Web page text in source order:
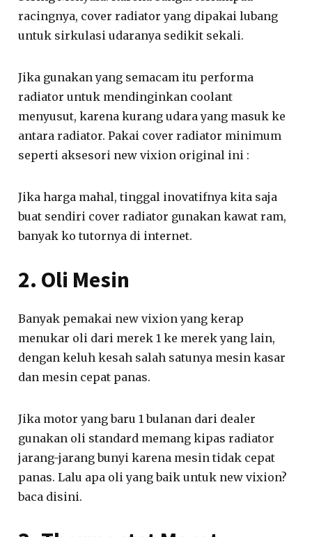
racingnya, cover radiator yang dipakai lubang
untuk sirkulasi udaranya sedikit sekali.
Jika gunakan yang semacam itu performa
radiator untuk mendinginkan coolant
menyusut, karena kurang udara yang masuk ke
antara radiator. Pakai cover radiator minimum
seperti aksesori new vixion original ini :
Jika harga mahal, tinggal inovatifnya kita saja
buat sendiri cover radiator gunakan kawat ram,
banyak ko tutornya di internet.
2. Oli Mesin
Banyak pemakai new vixion yang kerap
menukar oli dari merek 1 ke merek yang lain,
dengan keluh kesah salah satunya mesin kasar
dan mesin cepat panas.
Jika motor yang baru 1 bulanan dari dealer
gunakan oli standard memang kipas radiator
jarang-jarang bunyi karena mesin tidak cepat
panas. Lalu apa oli yang baik untuk new vixion?
baca disini.